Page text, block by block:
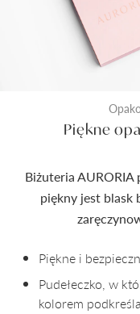
Piękne
Biżuteria
piękny jest blask
Piękne i
Pudełeczko, w
kolorem